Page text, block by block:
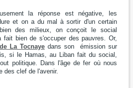
la réponse est négative, les
et on a du mal à sortir d'un certain
des milieux, on conçoit le social
fait bien de s'occuper des pauvres. Or,
La Tocnaye dans son émission sur
si le Hamas, au Liban fait du social,
politique. Dans l'âge de fer où nous
des clef de l'avenir.